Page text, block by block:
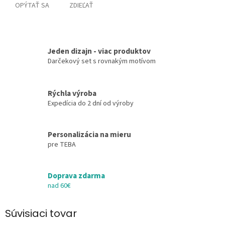
OPÝTAŤ SA ZDIEĽAŤ
Jeden dizajn - viac produktov
Darčekový set s rovnakým motívom
Rýchla výroba
Expedícia do 2 dní od výroby
Personalizácia na mieru
pre TEBA
Doprava zdarma
nad 60€
Súvisiaci tovar